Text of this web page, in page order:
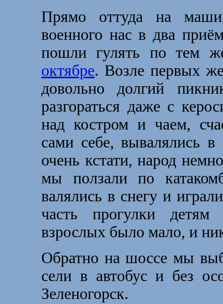
Прямо оттуда на
военного нас в два
пошли гулять по тем
октябре. Возле первых
довольно долгий
разгораться даже с
над костром и чаем,
сами себе, вывалялись в
очень кстати, народ
мы ползали по
валялись в снегу и
часть прогулки
взрослых было мало, и
Обратно на шоссе мы
сели в автобус и без
Зеленогорск.